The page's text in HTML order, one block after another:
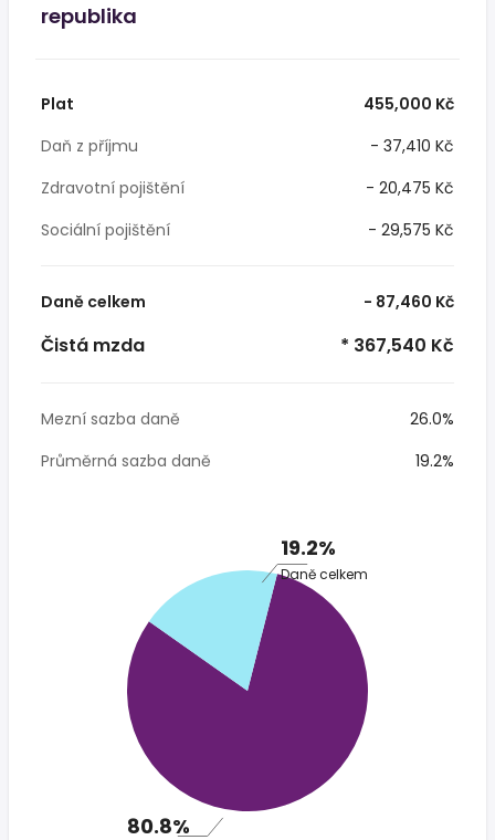
republika
Plat
455,000 Kč
Daň z příjmu
- 37,410 Kč
Zdravotní pojištění
- 20,475 Kč
Sociální pojištění
- 29,575 Kč
Daně celkem - 87,460 Kč
Čistá mzda * 367,540 Kč
Mezní sazba daně
26.0%
Průměrná sazba daně
19.2%
19.2%
Daně celkem
80.8%